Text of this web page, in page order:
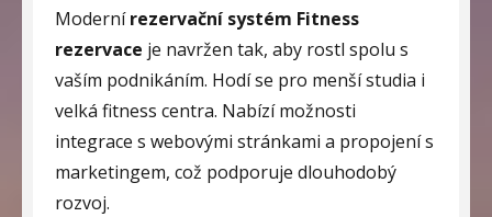
Modernírezervační systém Fitness
rezervace je navržen tak, aby rostl spolu s
vaším podnikáním. Hodí se pro menší studia i
velká fitness centra. Nabízí možnosti
integrace s webovými stránkami a propojení s
marketingem, což podporuje dlouhodobý
rozvoj.